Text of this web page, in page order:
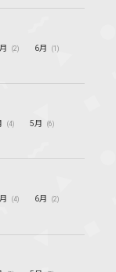
(2) 6月 (1)
(4) 5月 (6)
(4) 6月 (2)